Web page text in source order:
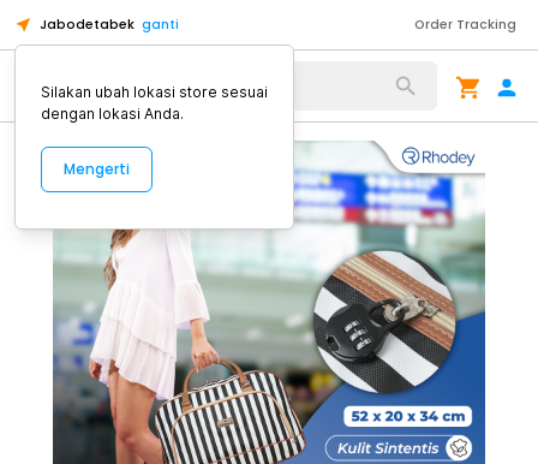
Jabodetabek ganti Order Tracking
Alat Kopi
Silakan ubah lokasi store sesuai
dengan lokasi Anda.
Mengerti